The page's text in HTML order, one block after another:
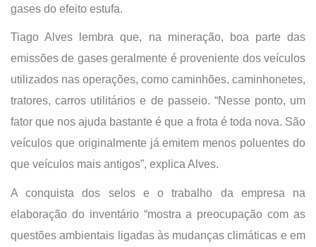
gases do efeito estufa.
Tiago Alves lembra que, na mineração, boa parte das
emissões de gases geralmente é proveniente dos veículos
utilizados nas operações, como caminhões, caminhonetes,
tratores, carros utilitários e de passeio. “Nesse ponto, um
fator que nos ajuda bastante é que a frota é toda nova. São
veículos que originalmente já emitem menos poluentes do
que veículos mais antigos”, explica Alves.
A conquista dos selos e o trabalho da empresa na
elaboração do inventário “mostra a preocupação com as
questões ambientais ligadas às mudanças climáticas e em